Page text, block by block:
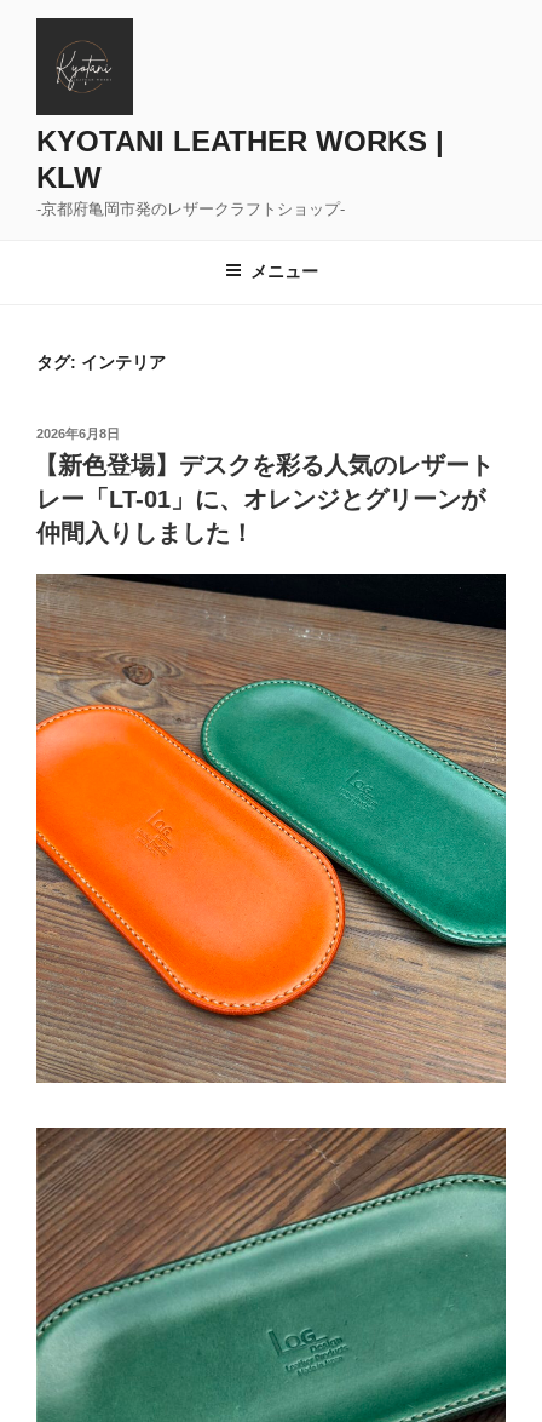
KYOTANI LEATHER WORKS |
KLW
-京都府亀岡市発のレザークラフトショップ-
メニュー
タグ: インテリア
投
日:
2026年6月8日
【新色登場】デスクを彩る人気のレザート
レー「LT-01」に、オレンジとグリーンが
仲間入りしました！